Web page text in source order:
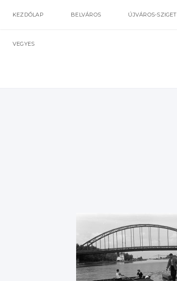
KEZDŐLAP BELVÁROS ÚJVÁROS-SZIGET
VEGYES